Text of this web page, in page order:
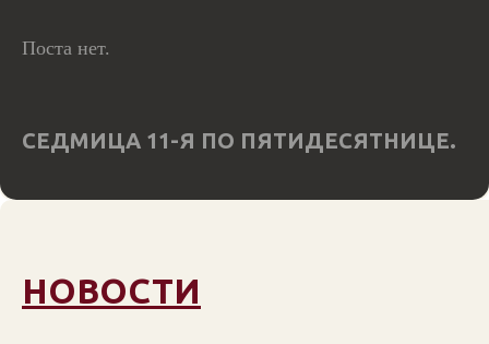
Поста нет.
СЕДМИЦА 11-Я ПО ПЯТИДЕСЯТНИЦЕ.
НОВОСТИ